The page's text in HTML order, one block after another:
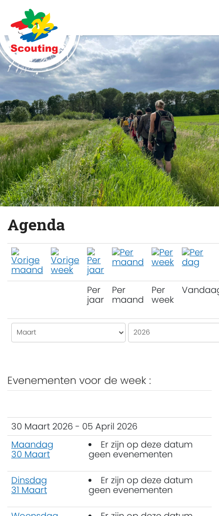
Agenda
Per
jaar
Per
maand
Per
week
Evenementen voor de week :
30 Maart 2026 - 05 April 2026
Maandag
30 Maart
Er zijn op deze datum
geen evenementen
Dinsdag
31 Maart
Er zijn op deze datum
geen evenementen